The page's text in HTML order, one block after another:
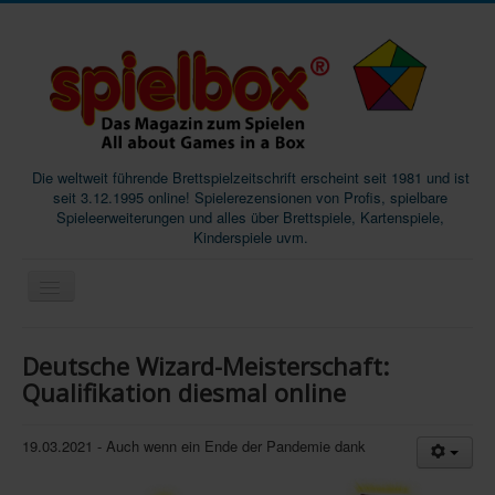
Die weltweit führende Brettspielzeitschrift erscheint seit 1981 und ist
seit 3.12.1995 online! Spielerezensionen von Profis, spielbare
Spieleerweiterungen und alles über Brettspiele, Kartenspiele,
Kinderspiele uvm.
Magazine
Podcast
Deutsche Wizard-Meisterschaft:
Qualifikation diesmal online
19.03.2021 - Auch wenn ein Ende der Pandemie dank